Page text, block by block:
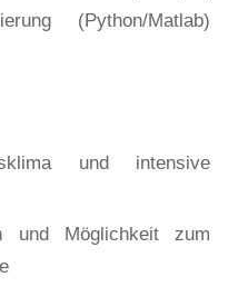
(Python/Matlab)
und intensive
und Möglichkeit zum